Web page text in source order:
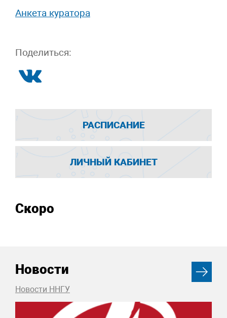
Анкета куратора
Поделиться:
РАСПИСАНИЕ
ЛИЧНЫЙ КАБИНЕТ
Скоро
Новости
Новости ННГУ